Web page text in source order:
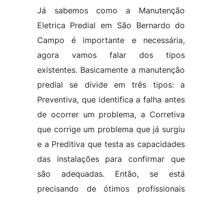
Já sabemos como a Manutenção
Eletrica Predial em São Bernardo do
Campo é importante e necessária,
agora vamos falar dos tipos
existentes. Basicamente a manutenção
predial se divide em três tipos: a
Preventiva, que identifica a falha antes
de ocorrer um problema, a Corretiva
que corrige um problema que já surgiu
e a Preditiva que testa as capacidades
das instalações para confirmar que
são adequadas. Então, se está
precisando de ótimos profissionais